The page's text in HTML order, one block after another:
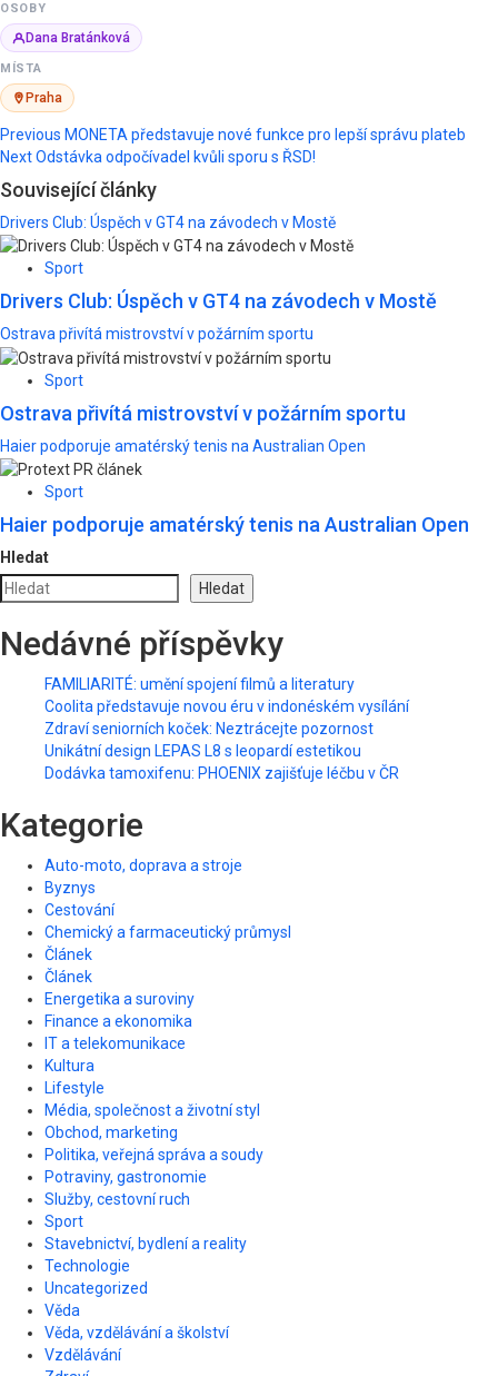
OSOBY
Dana Bratánková
MÍSTA
Praha
Post
navigation
Previous MONETA představuje nové funkce pro lepší správu plateb
NextOdstávka odpočívadel kvůli sporu s ŘSD!
Související články
Drivers Club: Úspěch v GT4 na závodech v Mostě
Sport
Drivers Club: Úspěch v GT4 na závodech v Mostě
Ostrava přivítá mistrovství v požárním sportu
Sport
Ostrava přivítá mistrovství v požárním sportu
Haier podporuje amatérský tenis na Australian Open
Sport
Haier podporuje amatérský tenis na Australian Open
Hledat
Hledat
Nedávné příspěvky
FAMILIARITÉ: umění spojení filmů a literatury
Coolita představuje novou éru v indonéském vysílání
Zdraví seniorních koček: Neztrácejte pozornost
Unikátní design LEPAS L8 s leopardí estetikou
Dodávka tamoxifenu: PHOENIX zajišťuje léčbu v ČR
Kategorie
Auto-moto, doprava a stroje
Byznys
Cestování
Chemický a farmaceutický průmysl
Článek
Článek
Energetika a suroviny
Finance a ekonomika
IT a telekomunikace
Kultura
Lifestyle
Média, společnost a životní styl
Obchod, marketing
Politika, veřejná správa a soudy
Potraviny, gastronomie
Služby, cestovní ruch
Sport
Stavebnictví, bydlení a reality
Technologie
Uncategorized
Věda
Věda, vzdělávání a školství
Vzdělávání